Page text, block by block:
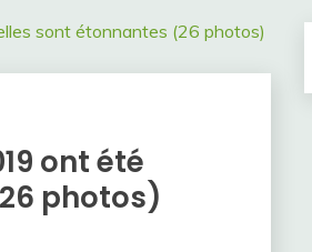
sont étonnantes (26 photos)
ont été
photos)